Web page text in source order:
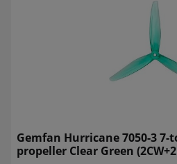
Gemfan Hurricane 7050-3
propeller Clear Green